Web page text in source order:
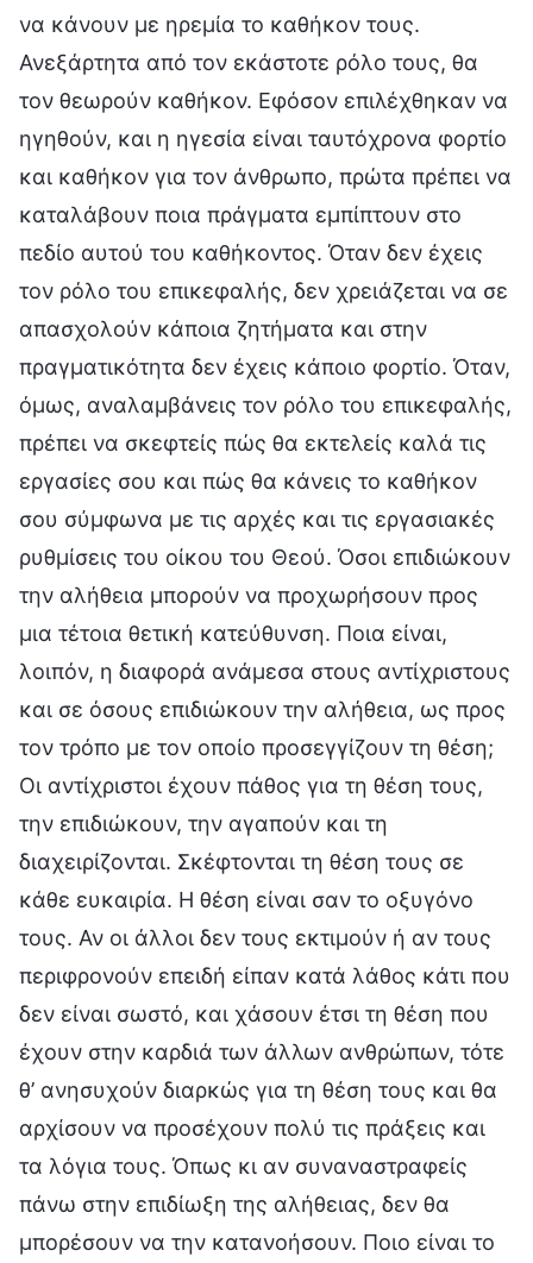
να κάνουν με ηρεμία το καθήκον τους.
Ανεξάρτητα από τον εκάστοτε ρόλο τους, θα
τον θεωρούν καθήκον. Εφόσον επιλέχθηκαν να
ηγηθούν, και η ηγεσία είναι ταυτόχρονα φορτίο
και καθήκον για τον άνθρωπο, πρώτα πρέπει να
καταλάβουν ποια πράγματα εμπίπτουν στο
πεδίο αυτού του καθήκοντος. Όταν δεν έχεις
τον ρόλο του επικεφαλής, δεν χρειάζεται να σε
απασχολούν κάποια ζητήματα και στην
πραγματικότητα δεν έχεις κάποιο φορτίο. Όταν,
όμως, αναλαμβάνεις τον ρόλο του επικεφαλής,
πρέπει να σκεφτείς πώς θα εκτελείς καλά τις
εργασίες σου και πώς θα κάνεις το καθήκον
σου σύμφωνα με τις αρχές και τις εργασιακές
ρυθμίσεις του οίκου του Θεού. Όσοι επιδιώκουν
την αλήθεια μπορούν να προχωρήσουν προς
μια τέτοια θετική κατεύθυνση. Ποια είναι,
λοιπόν, η διαφορά ανάμεσα στους αντίχριστους
και σε όσους επιδιώκουν την αλήθεια, ως προς
τον τρόπο με τον οποίο προσεγγίζουν τη θέση;
Οι αντίχριστοι έχουν πάθος για τη θέση τους,
την επιδιώκουν, την αγαπούν και τη
διαχειρίζονται. Σκέφτονται τη θέση τους σε
κάθε ευκαιρία. Η θέση είναι σαν το οξυγόνο
τους. Αν οι άλλοι δεν τους εκτιμούν ή αν τους
περιφρονούν επειδή είπαν κατά λάθος κάτι που
δεν είναι σωστό, και χάσουν έτσι τη θέση που
έχουν στην καρδιά των άλλων ανθρώπων, τότε
θ’ ανησυχούν διαρκώς για τη θέση τους και θα
αρχίσουν να προσέχουν πολύ τις πράξεις και
τα λόγια τους. Όπως κι αν συναναστραφείς
πάνω στην επιδίωξη της αλήθειας, δεν θα
μπορέσουν να την κατανοήσουν. Ποιο είναι το